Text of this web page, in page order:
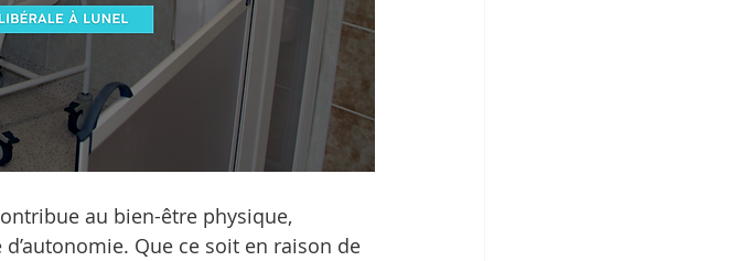
au bien-être physique,
Que ce soit en raison de